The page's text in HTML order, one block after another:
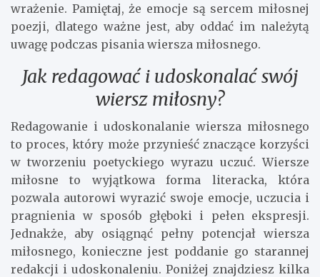
wrażenie. Pamiętaj, że emocje są sercem miłosnej
poezji, dlatego ważne jest, aby oddać im należytą
uwagę podczas pisania wiersza miłosnego.
Jak redagować i udoskonalać swój
wiersz miłosny?
Redagowanie i udoskonalanie wiersza miłosnego
to proces, który może przynieść znaczące korzyści
w tworzeniu poetyckiego wyrazu uczuć. Wiersze
miłosne to wyjątkowa forma literacka, która
pozwala autorowi wyrazić swoje emocje, uczucia i
pragnienia w sposób głęboki i pełen ekspresji.
Jednakże, aby osiągnąć pełny potencjał wiersza
miłosnego, konieczne jest poddanie go starannej
redakcji i udoskonaleniu. Poniżej znajdziesz kilka